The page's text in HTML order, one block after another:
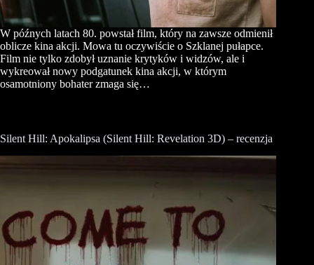
W późnych latach 80. powstał film, który na zawsze odmienił
oblicze kina akcji. Mowa tu oczywiście o Szklanej pułapce.
Film nie tylko zdobył uznanie krytyków i widzów, ale i
wykreował nowy podgatunek kina akcji, w którym
osamotniony bohater zmaga się…
Silent Hill: Apokalipsa (Silent Hill: Revelation 3D) – recenzja